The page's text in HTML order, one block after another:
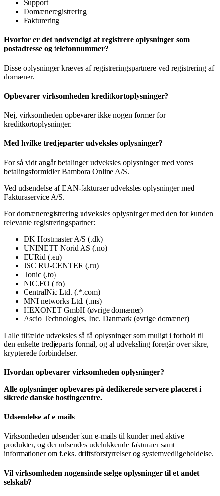
Support
Domæneregistrering
Fakturering
Hvorfor er det nødvendigt at registrere oplysninger som
postadresse og telefonnummer?
Disse oplysninger kræves af registreringspartnere ved registrering af
domæner.
Opbevarer virksomheden kreditkortoplysninger?
Nej, virksomheden opbevarer ikke nogen former for
kreditkortoplysninger.
Med hvilke tredjeparter udveksles oplysninger?
For så vidt angår betalinger udveksles oplysninger med vores
betalingsformidler Bambora Online A/S.
Ved udsendelse af EAN-fakturaer udveksles oplysninger med
Fakturaservice A/S.
For domæneregistrering udveksles oplysninger med den for kunden
relevante registreringspartner:
DK Hostmaster A/S (.dk)
UNINETT Norid AS (.no)
EURid (.eu)
JSC RU-CENTER (.ru)
Tonic (.to)
NIC.FO (.fo)
CentralNic Ltd. (.*.com)
MNI networks Ltd. (.ms)
HEXONET GmbH (øvrige domæner)
Ascio Technologies, Inc. Danmark (øvrige domæner)
I alle tilfælde udveksles så få oplysninger som muligt i forhold til
den enkelte tredjeparts formål, og al udveksling foregår over sikre,
krypterede forbindelser.
Hvordan opbevarer virksomheden oplysninger?
Alle oplysninger opbevares på dedikerede servere placeret i
sikrede danske hostingcentre.
Udsendelse af e-mails
Virksomheden udsender kun e-mails til kunder med aktive
produkter, og der udsendes udelukkende fakturaer samt
informationer om f.eks. driftsforstyrrelser og systemvedligeholdelse.
Vil virksomheden nogensinde sælge oplysninger til et andet
selskab?